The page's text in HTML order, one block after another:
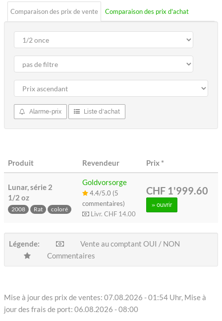
Comparaison des prix de vente Comparaison des prix d'achat
Alarme-prix Liste d'achat
Produit Revendeur Prix*
Lunar, série 2
1/2 oz
2008 Rat coloré
Goldvorsorge
4.4/5.0 (5
commentaires)
Livr. CHF 14.00
CHF 1'999.60
» ouvrir
Légende:
Vente au comptant OUI / NON
Commentaires
Mise à jour des prix de ventes: 07.08.2026 - 01:54 Uhr, Mise à
jour des frais de port: 06.08.2026 - 08:00